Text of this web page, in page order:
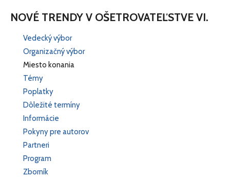
NOVÉ TRENDY V OŠETROVATEĽSTVE VI.
Vedecký výbor
Organizačný výbor
Miesto konania
Témy
Poplatky
Dôležité termíny
Informácie
Pokyny pre autorov
Partneri
Program
Zborník